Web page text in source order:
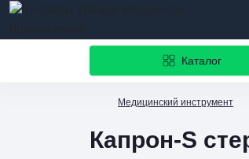
Каталог
Медицинский инструмент
Капрон-S